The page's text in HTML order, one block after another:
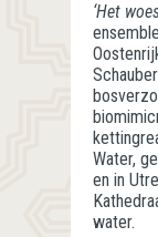
‘Het
Water,
en in
water.